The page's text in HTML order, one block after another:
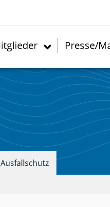
Presse/
Ausfallschutz